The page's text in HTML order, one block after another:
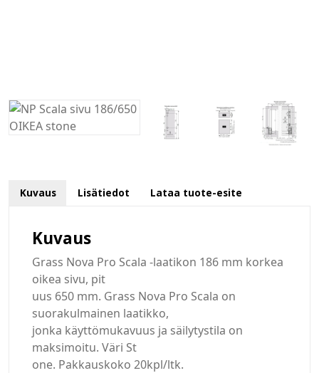
Kuvaus Lisätiedot Lataa tuote-esite
Kuvaus
Grass Nova Pro Scala -laatikon 186 mm korkea
oikea sivu, pit
uus 650 mm. Grass Nova Pro Scala on
suorakulmainen laatikko,
jonka käyttömukavuus ja säilytystila on
maksimoitu. Väri St
one. Pakkauskoko 20kpl/ltk.